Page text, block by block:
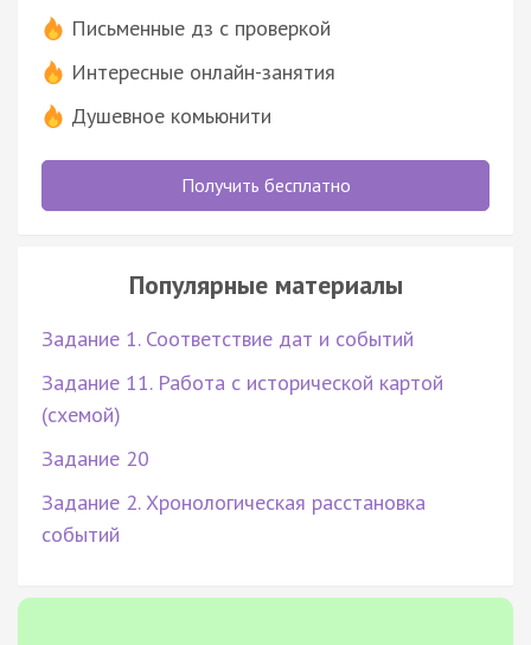
Письменные дз с проверкой
Интересные онлайн-занятия
Душевное комьюнити
Получить бесплатно
Популярные материалы
Задание 1. Соответствие дат и событий
Задание 11. Работа с исторической картой
(схемой)
Задание 20
Задание 2. Хронологическая расстановка
событий